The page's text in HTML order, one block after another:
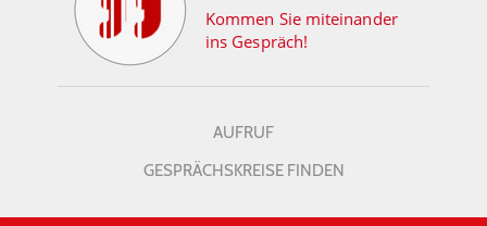
Kommen Sie miteinander
ins Gespräch!
AUFRUF
GESPRÄCHSKREISE FINDEN